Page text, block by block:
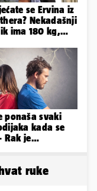
se Ervina iz
Nekadašnji
ima 180 kg,
ponaša svaki
kada se
Rak je
ruke